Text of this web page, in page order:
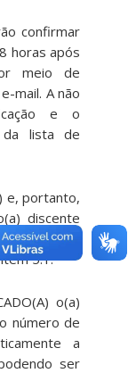
confirmar
horas após
meio de
mail. A não
e o
da lista de
e, portanto,
discente
5.1.
o(a)
número de
a
ser